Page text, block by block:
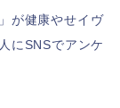
が健康やせイヴ
にSNSでアンケ